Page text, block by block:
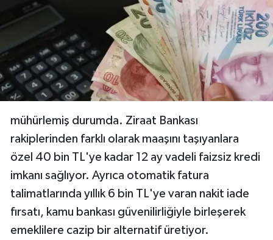
mühürlemiş durumda. Ziraat Bankası
rakiplerinden farklı olarak maaşını taşıyanlara
özel 40 bin TL'ye kadar 12 ay vadeli faizsiz kredi
imkanı sağlıyor. Ayrıca otomatik fatura
talimatlarında yıllık 6 bin TL'ye varan nakit iade
fırsatı, kamu bankası güvenilirliğiyle birleşerek
emeklilere cazip bir alternatif üretiyor.